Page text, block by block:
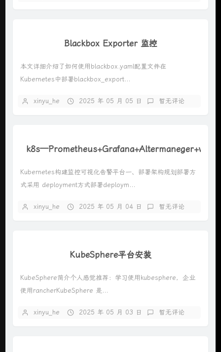
Blackbox Exporter 监控
本文详细介绍了如何使用blackbox.yaml配置文件在
Kubernetes中部署blackbox_export...
xinyu_he 2025 年 05 月 05 日 暂无评论
Kubernetes构建监控可视化告警平台一、部署架构规划部署方
式采用 deployment方式部署deploym...
xinyu_he 2025 年 05 月 04 日 暂无评论
KubeSphere平台安装
KubeSphere简介个人感觉推荐：学习使用kubesphere，企业
使用rancherKubeSphere 是...
xinyu_he 2025 年 05 月 03 日 暂无评论